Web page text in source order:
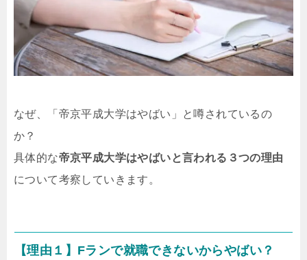
なぜ、「帝京平成大学はやばい」と噂されているの
か？
具体的な帝京平成大学はやばいと言われる３つの理由
について考察していきます。
【理由１】Fランで就職できないからやばい？